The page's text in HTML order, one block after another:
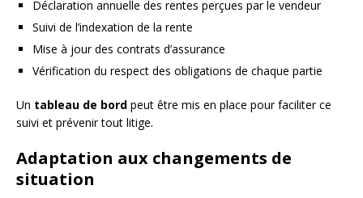
Déclaration annuelle des rentes perçues par le vendeur
Suivi de l’indexation de la rente
Mise à jour des contrats d’assurance
Vérification du respect des obligations de chaque partie
Un tableau de bord peut être mis en place pour faciliter ce
suivi et prévenir tout litige.
Adaptation aux changements de
situation